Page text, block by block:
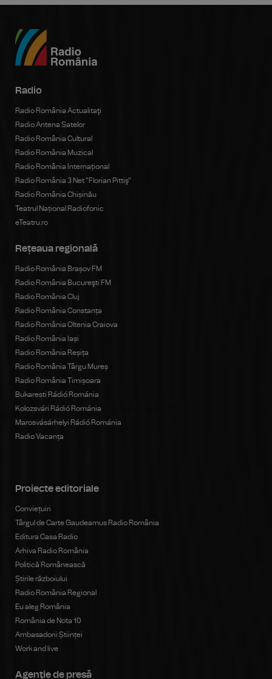
Radio
Radio România Actualitaţi
Radio Antena Satelor
Radio România Cultural
Radio România Muzical
Radio România Internațional
Radio România 3 Net "Florian Pittiş"
Radio România Chișinău
Teatrul Național Radiofonic
eTeatru.ro
Rețeaua regională
Radio România Brașov FM
Radio România Bucureşti FM
Radio România Cluj
Radio România Constanța
Radio România Oltenia Craiova
Radio România Iași
Radio România Reșița
Radio România Târgu Mureș
Radio România Timișoara
Bukaresti Rádió Románia
Kolozsvári Rádió Románia
Marosvásárhelyi Rádió Románia
Radio Vacanța
Proiecte editoriale
Conviețuiri
Târgul de Carte Gaudeamus Radio România
Editura Casa Radio
Arhiva Radio România
Politică Românească
Știrile războiului
Radio România Regional
Eu aleg România
România de Nota 10
Ambasadorii Științei
Work and live
Agenţie de presă